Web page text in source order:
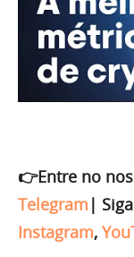
👉Entre no
Telegram |
Instagram,